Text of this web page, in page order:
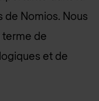
de Nomios. Nous
terme de
et de